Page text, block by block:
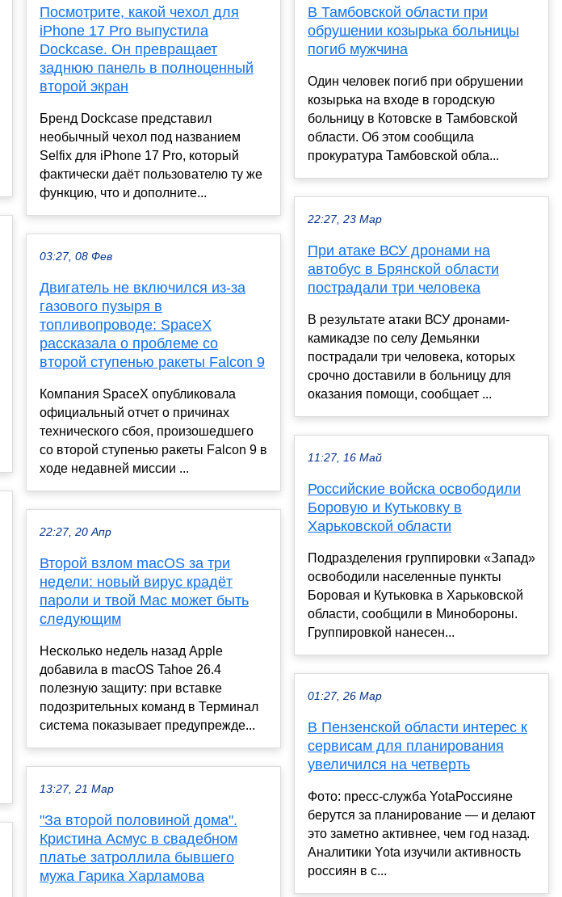
Посмотрите, какой чехол для
iPhone 17 Pro выпустила
Dockcase. Он превращает
заднюю панель в полноценный
второй экран
Бренд Dockcase представил
необычный чехол под названием
Selfix для iPhone 17 Pro, который
фактически даёт пользователю ту же
функцию, что и дополните...
03:27, 08 Фев
Двигатель не включился из-за
газового пузыря в
топливопроводе: SpaceX
рассказала о проблеме со
второй ступенью ракеты Falcon 9
Компания SpaceX опубликовала
официальный отчет о причинах
технического сбоя, произошедшего
со второй ступенью ракеты Falcon 9 в
ходе недавней миссии ...
22:27, 20 Апр
Второй взлом macOS за три
недели: новый вирус крадёт
пароли и твой Mac может быть
следующим
Несколько недель назад Apple
добавила в macOS Tahoe 26.4
полезную защиту: при вставке
подозрительных команд в Терминал
система показывает предупрежде...
13:27, 21 Мар
"За второй половиной дома".
Кристина Асмус в свадебном
платье затроллила бывшего
мужа Гарика Харламова
В Тамбовской области при
обрушении козырька больницы
погиб мужчина
Один человек погиб при обрушении
козырька на входе в городскую
больницу в Котовске в Тамбовской
области. Об этом сообщила
прокуратура Тамбовской обла...
22:27, 23 Мар
При атаке ВСУ дронами на
автобус в Брянской области
пострадали три человека
В результате атаки ВСУ дронами-
камикадзе по селу Демьянки
пострадали три человека, которых
срочно доставили в больницу для
оказания помощи, сообщает ...
11:27, 16 Май
Российские войска освободили
Боровую и Кутьковку в
Харьковской области
Подразделения группировки «Запад»
освободили населенные пункты
Боровая и Кутьковка в Харьковской
области, сообщили в Минобороны.
Группировкой нанесен...
01:27, 26 Мар
В Пензенской области интерес к
сервисам для планирования
увеличился на четверть
Фото: пресс-служба YotaРоссияне
берутся за планирование — и делают
это заметно активнее, чем год назад.
Аналитики Yota изучили активность
россиян в с...